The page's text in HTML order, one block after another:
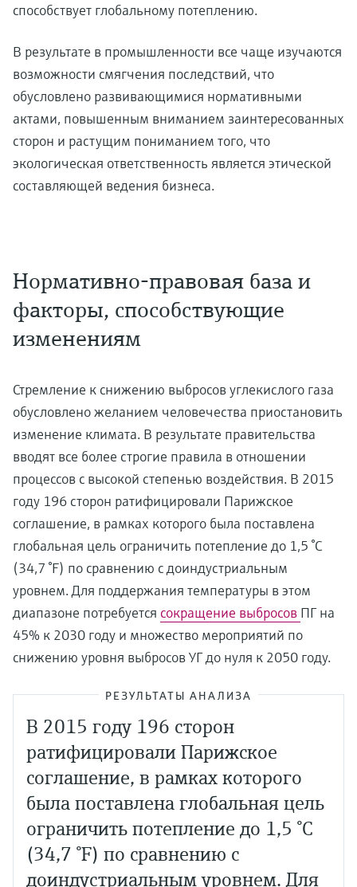
способствует глобальному потеплению.
В результате в промышленности все чаще изучаются
возможности смягчения последствий, что
обусловлено развивающимися нормативными
актами, повышенным вниманием заинтересованных
сторон и растущим пониманием того, что
экологическая ответственность является этической
составляющей ведения бизнеса.
Нормативно-правовая база и
факторы, способствующие
изменениям
Стремление к снижению выбросов углекислого газа
обусловлено желанием человечества приостановить
изменение климата. В результате правительства
вводят все более строгие правила в отношении
процессов с высокой степенью воздействия. В 2015
году 196 сторон ратифицировали Парижское
соглашение, в рамках которого была поставлена
глобальная цель ограничить потепление до 1,5 °C
(34,7 °F) по сравнению с доиндустриальным
уровнем. Для поддержания температуры в этом
диапазоне потребуется сокращение выбросов ПГ на
45% к 2030 году и множество мероприятий по
снижению уровня выбросов УГ до нуля к 2050 году.
РЕЗУЛЬТАТЫ АНАЛИЗА
В 2015 году 196 сторон
ратифицировали Парижское
соглашение, в рамках которого
была поставлена глобальная цель
ограничить потепление до 1,5 °C
(34,7 °F) по сравнению с
доиндустриальным уровнем. Для